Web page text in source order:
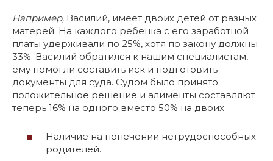
Например, Василий, имеет двоих детей от разных
матерей. На каждого ребенка с его заработной
платы удерживали по 25%, хотя по закону должны
33%. Василий обратился к нашим специалистам,
ему помогли составить иск и подготовить
документы для суда. Судом было принято
положительное решение и алименты составляют
теперь 16% на одного вместо 50% на двоих.
Наличие на попечении нетрудоспособных
родителей.